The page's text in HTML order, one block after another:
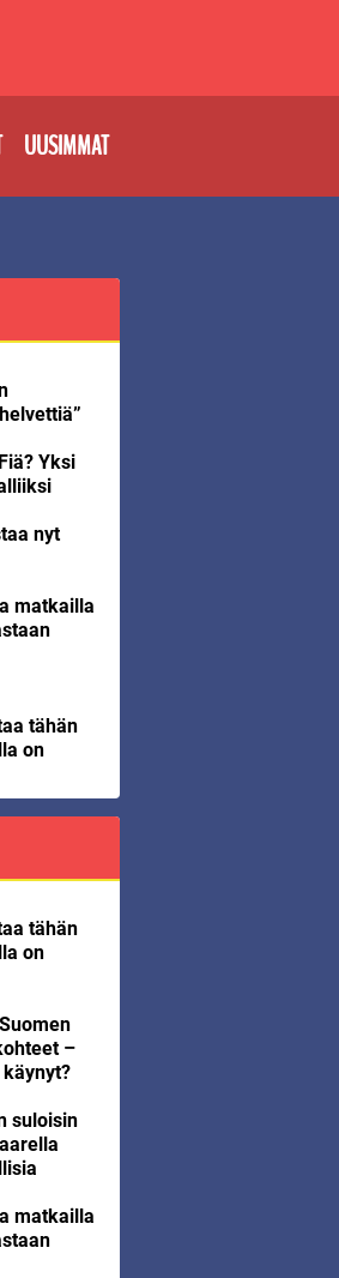
UUSIMMAT
Yksi
nyt
matkailla
tähän
on
tähän
on
–
suloisin
matkailla